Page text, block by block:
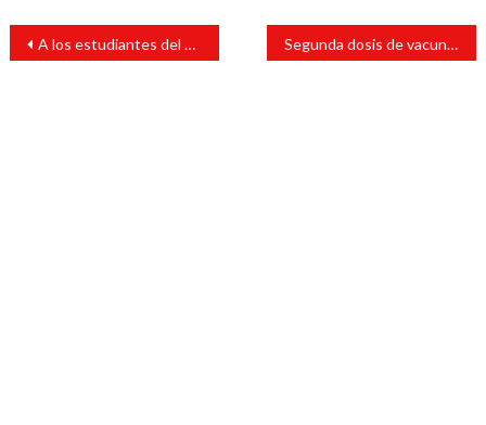
Navegación
entradas
A los estudiantes del COBAEV 70, les cumplimos con el domo”: Tavo Pérez Segunda dosis de vacuna es a los 45 no a los 15 días: Manuel Huerta Ladrón de Guevara